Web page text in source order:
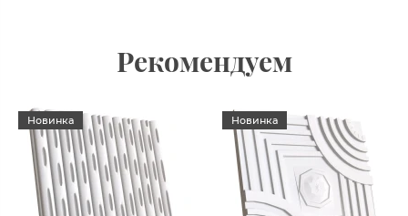
Рекомендуем
Новинка Новинка